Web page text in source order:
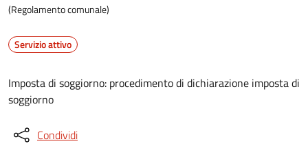
(Regolamento comunale)
Servizio attivo
Imposta di soggiorno: procedimento di dichiarazione imposta di
soggiorno
Condividi